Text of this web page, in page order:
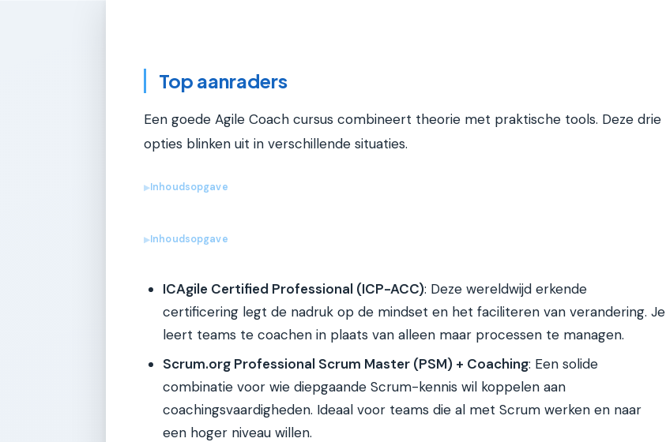
Top aanraders
Een goede Agile Coach cursus combineert theorie met praktische tools. Deze drie
opties blinken uit in verschillende situaties.
▶Inhoudsopgave
▶Inhoudsopgave
ICAgile Certified Professional (ICP-ACC): Deze wereldwijd erkende
certificering legt de nadruk op de mindset en het faciliteren van verandering. Je
leert teams te coachen in plaats van alleen maar processen te managen.
Scrum.org Professional Scrum Master (PSM) + Coaching: Een solide
combinatie voor wie diepgaande Scrum-kennis wil koppelen aan
coachingsvaardigheden. Ideaal voor teams die al met Scrum werken en naar
een hoger niveau willen.